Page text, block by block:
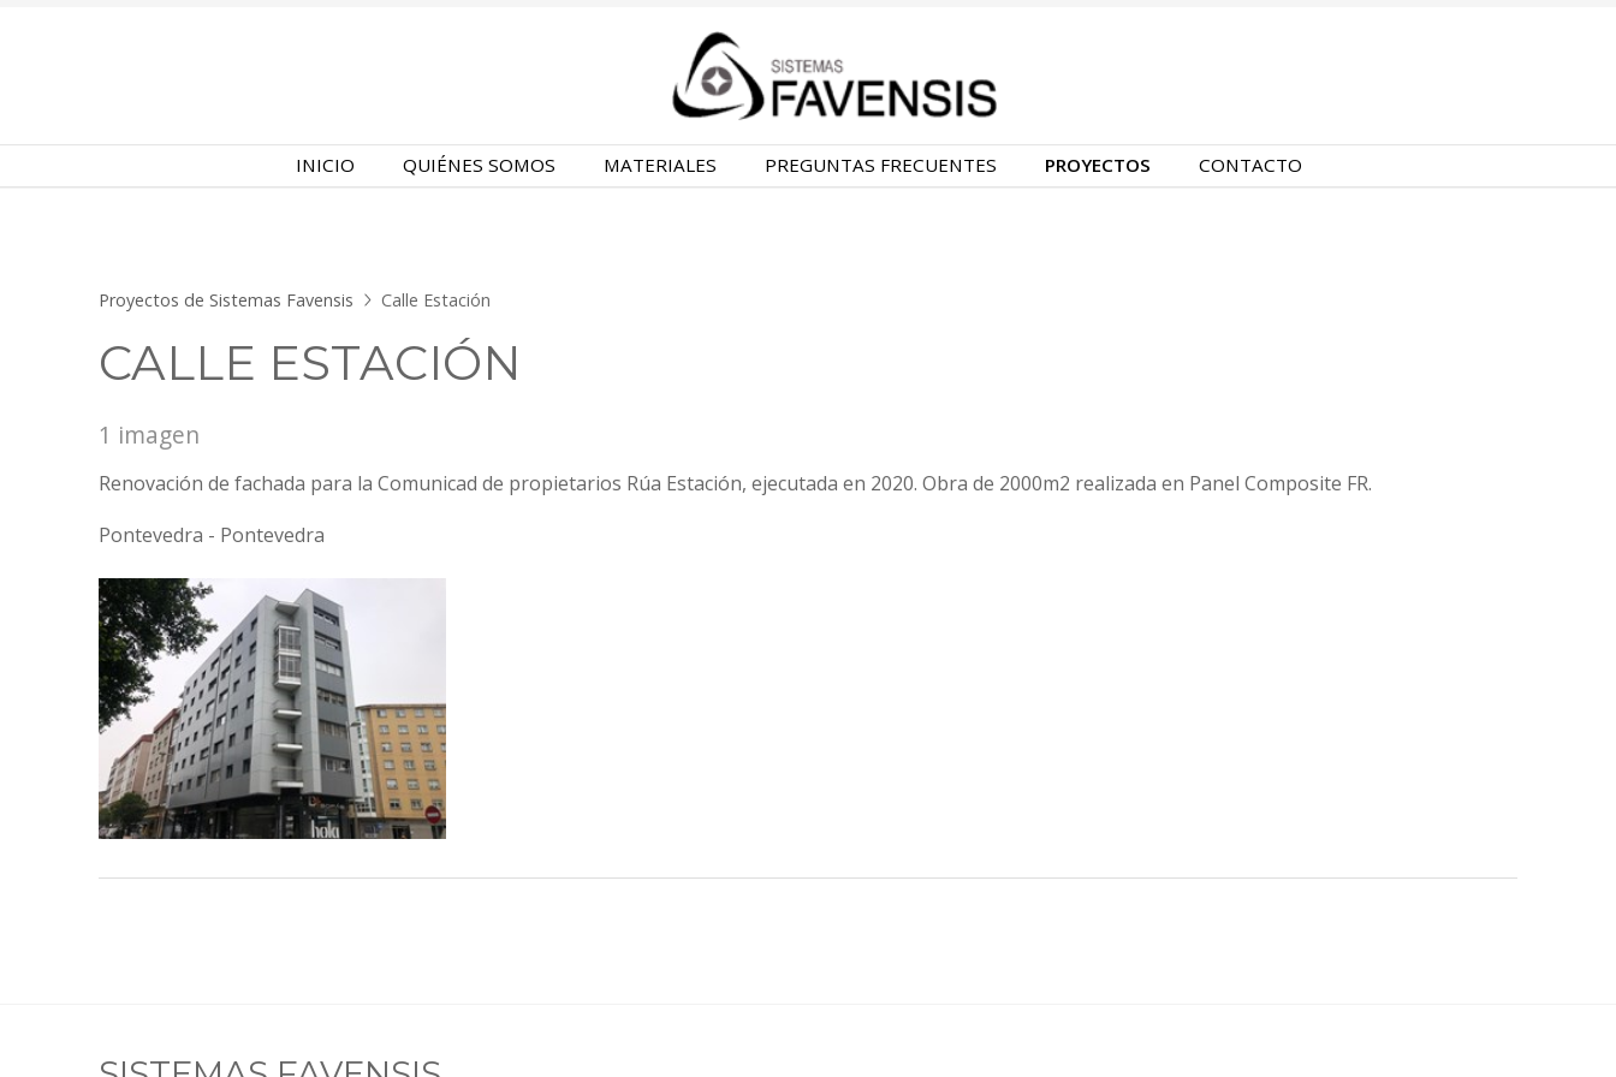
INICIO QUIÉNES SOMOS MATERIALES PREGUNTAS FRECUENTES PROYECTOS CONTACTO
Proyectos de Sistemas Favensis Calle Estación
CALLE ESTACIÓN
1 imagen
Renovación de fachada para la Comunicad de propietarios Rúa Estación, ejecutada en 2020. Obra de 2000m2 realizada en Panel Composite FR.
Pontevedra - Pontevedra